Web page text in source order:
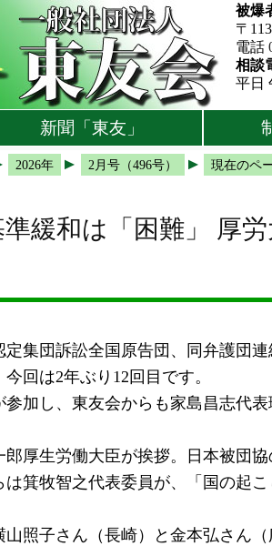
へ
被爆
〒
電話
相談
平日
新聞「東友」
2026年 2月号（496号） 現在のペ
緩和は「困難」 厚
集団訴訟全国原告団、同弁護団連
回は2年ぶり12回目です。
加し、東友会からも家島昌志代
厚生労働大臣が挨拶。日本被団
は箕牧智之代表委員が、「国の起
照子さん（長崎）と金本弘さん（